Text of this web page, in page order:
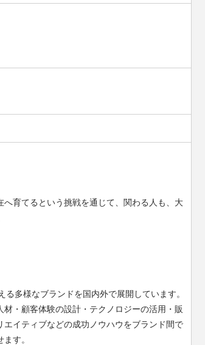
育てるという挑戦を通じて、関わる人も、大
多様なブランドを国内外で展開しています。
・顧客体験の設計・テクノロジーの活用・販
イティブなどの成功ノウハウをブランド間で
す。